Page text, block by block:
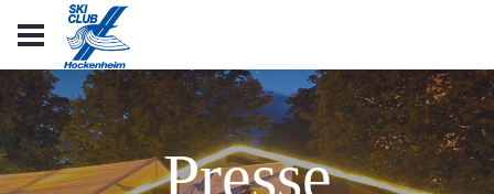
Über uns